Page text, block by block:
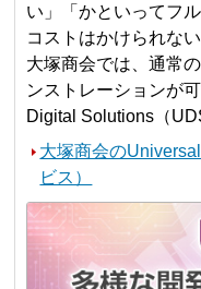
い」「かといってフ
コストはかけられな
大塚商会では、通常
ンストレーションが
Digital Solutions（
大塚商会の
ビス）